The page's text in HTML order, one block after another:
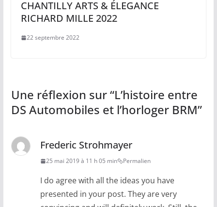
CHANTILLY ARTS & ÉLEGANCE
RICHARD MILLE 2022
22 septembre 2022
Une réflexion sur “L’histoire entre
DS Automobiles et l’horloger BRM”
Frederic Strohmayer
25 mai 2019 à 11 h 05 min Permalien
I do agree with all the ideas you have
presented in your post. They are very